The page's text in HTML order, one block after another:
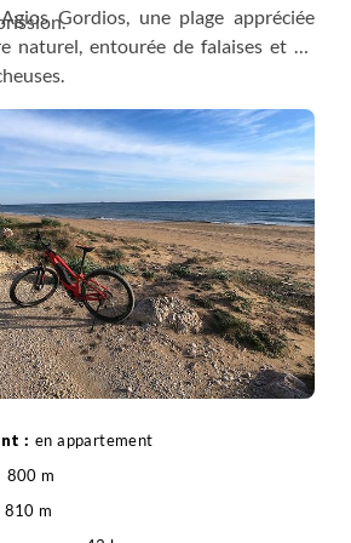
Gordios, une plage appréciée
naturel, entourée de falaises et de
en appartement
800 m
810 m